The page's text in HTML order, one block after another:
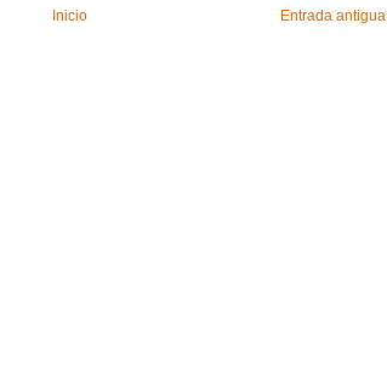
Entrada antigua
Inicio